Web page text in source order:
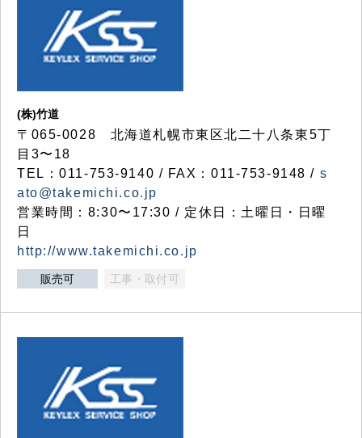
(株)竹道
〒065-0028 北海道札幌市東区北二十八条東5丁
目3〜18
TEL：011-753-9140 / FAX：011-753-9148 / s
ato@takemichi.co.jp
営業時間：8:30〜17:30 / 定休日：土曜日・日曜
日
http://www.takemichi.co.jp
販売可 工事・取付可